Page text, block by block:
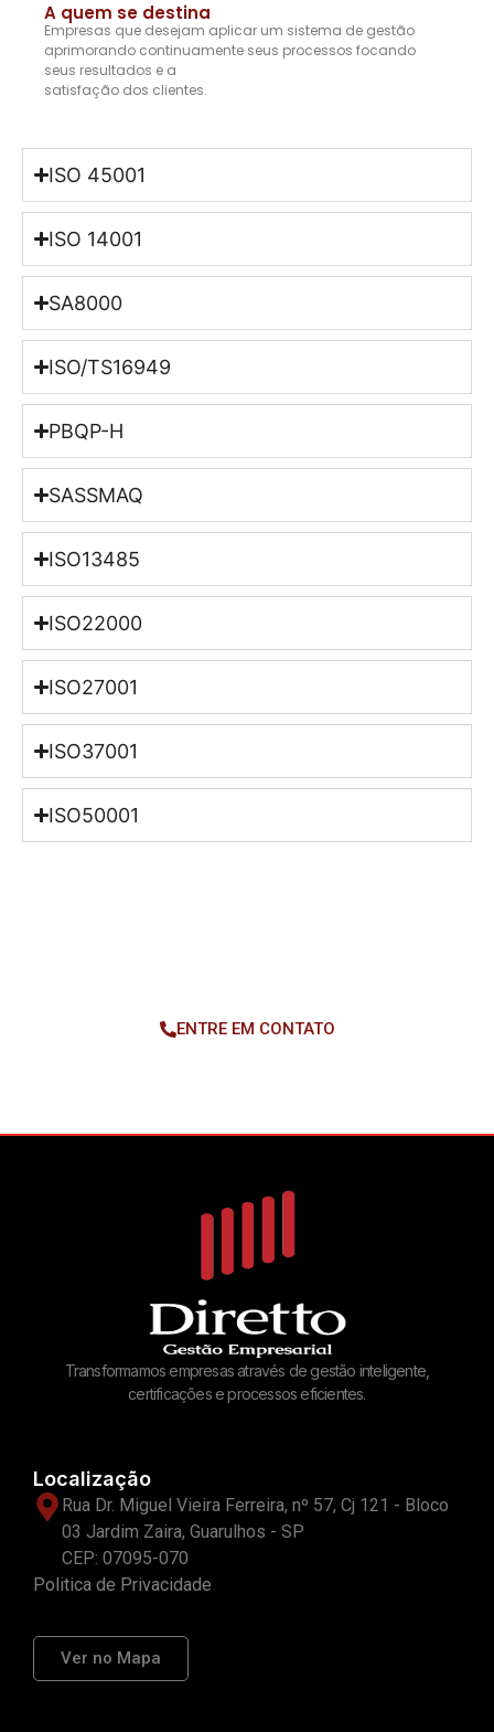
A quem se destina
Empresas que desejam aplicar um sistema de gestão
aprimorando continuamente seus processos focando
seus resultados e a
satisfação dos clientes.
ISO 45001
ISO 14001
SA8000
ISO/TS16949
PBQP-H
SASSMAQ
ISO13485
ISO22000
ISO27001
ISO37001
ISO50001
ENTRE EM CONTATO
Transformamos empresas através de gestão inteligente,
certificações e processos eficientes.
Localização
Rua Dr. Miguel Vieira Ferreira, nº 57, Cj 121 - Bloco
03 Jardim Zaira, Guarulhos - SP
CEP: 07095-070
Politica de Privacidade
Ver no Mapa